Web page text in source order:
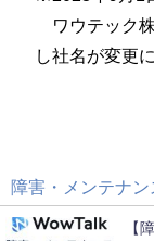
ワウテック
し社名が変更
障害・メンテナン
【